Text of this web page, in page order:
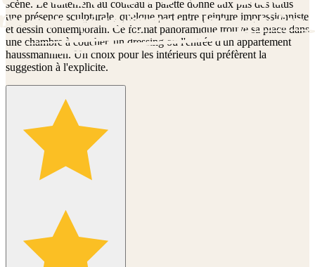
scène. Le traitement au couteau à palette donne aux plis des tutus
une présence sculpturale, quelque part entre peinture impressionniste
et dessin contemporain. Ce format panoramique trouve sa place dans
une chambre à coucher, un dressing ou l'entrée d'un appartement
haussmannien. Un choix pour les intérieurs qui préfèrent la
suggestion à l'explicite.